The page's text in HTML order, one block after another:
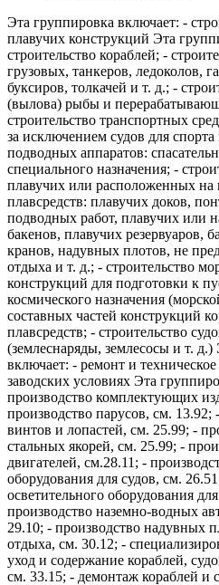
Эта группировка включает: -
плавучих конструкций Эта
строительство кораблей; -
грузовых, танкеров, ледоколов,
буксиров, толкачей и т. д.; -
(вылова) рыбы и
строительство транспортных
за исключением судов для
подводных аппаратов:
специального назначения; -
плавучих или расположенных на
плавсредств: плавучих доков,
подводных работ, плавучих или
бакенов, плавучих резервуаров,
кранов, надувных плотов, не
отдыха и т. д.; - строительство
конструкций для подготовки к
космического назначения
составных частей конструкций
плавсредств; - строительство
(землеснаряды, землесосы и т.
включает: - ремонт и
заводских условиях Эта
производство комплектующих
производство парусов, см. 13.92;
винтов и лопастей, см. 25.99; -
стальных якорей, см. 25.99; -
двигателей, см.28.11; -
оборудования для судов, см.
осветительного оборудования
производство наземно-водных
29.10; - производство надувных
отдыха, см. 30.12; -
уход и содержание кораблей,
см. 33.15; - демонтаж кораблей и